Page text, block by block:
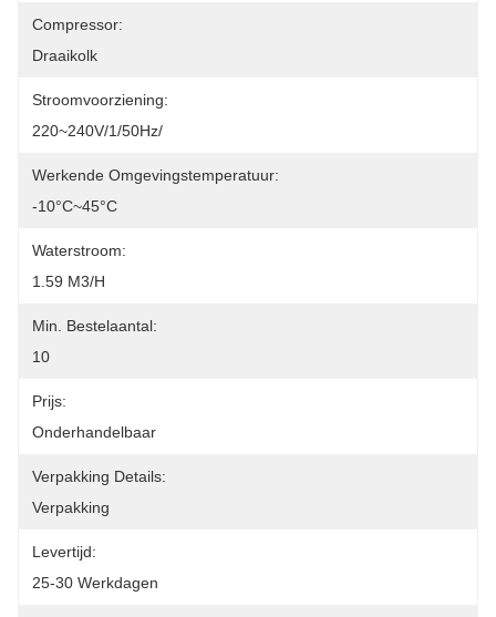
Compressor:
Draaikolk
Stroomvoorziening:
220~240V/1/50Hz/
Werkende Omgevingstemperatuur:
-10°C~45°C
Waterstroom:
1.59 M3/h
Min. Bestelaantal:
10
Prijs:
Onderhandelbaar
Verpakking Details:
Verpakking
Levertijd:
25-30 Werkdagen